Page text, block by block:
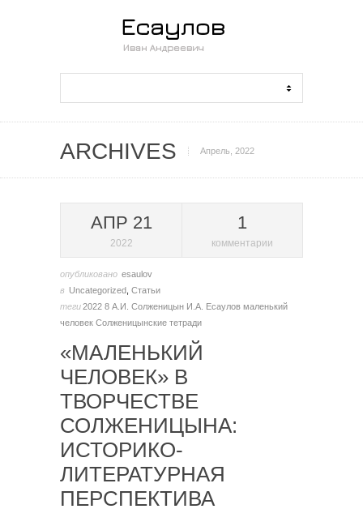
ARCHIVES Апрель, 2022
АПР 21
2022
1
комментарии
опубликовано esaulov
в Uncategorized Статьи
теги2022 8 А.И. Солженицын И.А. Есаулов маленький
человек Солженицынские тетради
«МАЛЕНЬКИЙ
ЧЕЛОВЕК» В
ТВОРЧЕСТВЕ
СОЛЖЕНИЦЫНА:
ИСТОРИКО-
ЛИТЕРАТУРНАЯ
ПЕРСПЕКТИВА